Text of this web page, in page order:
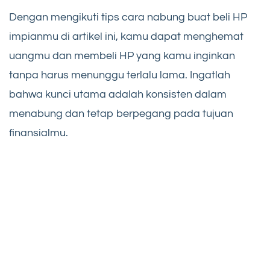
Dengan mengikuti tips cara nabung buat beli HP
impianmu di artikel ini, kamu dapat menghemat
uangmu dan membeli HP yang kamu inginkan
tanpa harus menunggu terlalu lama. Ingatlah
bahwa kunci utama adalah konsisten dalam
menabung dan tetap berpegang pada tujuan
finansialmu.